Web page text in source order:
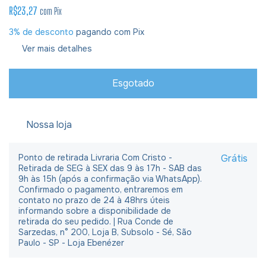
R$23,27 com Pix
3% de desconto pagando com Pix
Ver mais detalhes
Nossa loja
Ponto de retirada Livraria Com Cristo -
Retirada de SEG à SEX das 9 às 17h - SAB das
9h às 15h (após a confirmação via WhatsApp).
Confirmado o pagamento, entraremos em
contato no prazo de 24 à 48hrs úteis
informando sobre a disponibilidade de
retirada do seu pedido. | Rua Conde de
Sarzedas, n° 200, Loja B, Subsolo - Sé, São
Paulo - SP - Loja Ebenézer
Grátis